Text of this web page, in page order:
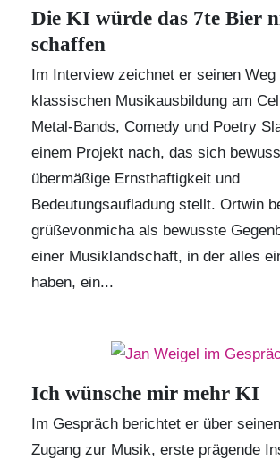
Die KI würde das 7te Bier
schaffen
Im Interview zeichnet er seinen Weg
klassischen Musikausbildung am
Metal-Bands, Comedy und Poetry
einem Projekt nach, das sich
übermäßige Ernsthaftigkeit und
Bedeutungsaufladung stellt. Ortwin
grüßevonmichaals bewusste
einer Musiklandschaft, in der alles
haben, ein...
Ich wünsche mir mehr KI
Im Gespräch berichtet er über
Zugang zur Musik, erste prägende